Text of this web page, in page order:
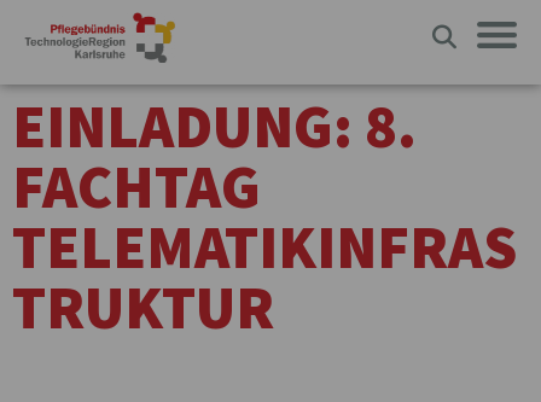
EINLADUNG: 8.
FACHTAG
TELEMATIKINFRAS
TRUKTUR